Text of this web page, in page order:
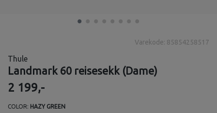
Varekode: 85854258517
Thule
Landmark 60 reisesekk (Dame)
2 199,-
COLOR: HAZY GREEN